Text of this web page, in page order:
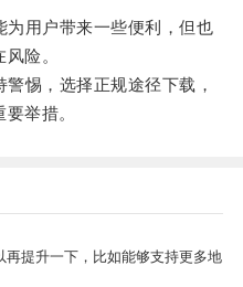
用户带来一些便利，但也
险。
惕，选择正规途径下载，
举措。
提升一下，比如能够支持更多地